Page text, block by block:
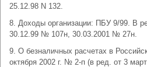
25.12.98 N 132.
8. Доходы организации: ПБУ 9/99. В
30.12.99 № 107н, 30.03.2001 № 27н.
9. О безналичных расчетах в
октября 2002 г. № 2-п (в ред. от 3